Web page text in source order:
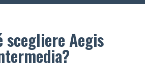
scegliere Aegis